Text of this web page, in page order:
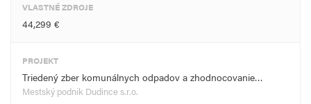
VLASTNÉ ZDROJE
44,299 €
PROJEKT
Triedený zber komunálnych odpadov a zhodnocovanie…
Mestský podnik Dudince s.r.o.